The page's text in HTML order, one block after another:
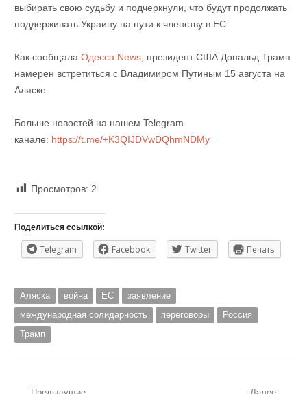
выбирать свою судьбу и подчеркнули, что будут продолжать
поддерживать Украину на пути к членству в ЕС.
Как сообщала Одесса News, президент США Дональд Трамп
намерен встретиться с Владимиром Путиным 15 августа на
Аляске.
Больше новостей на нашем Telegram-
канале: https://t.me/+K3QIJDVwDQhmNDMy
Просмотров: 2
Поделиться ссылкой:
Telegram Facebook Twitter Печать
Аляска война ЕС
заявление
международная солидарность
переговоры
Россия
Трамп